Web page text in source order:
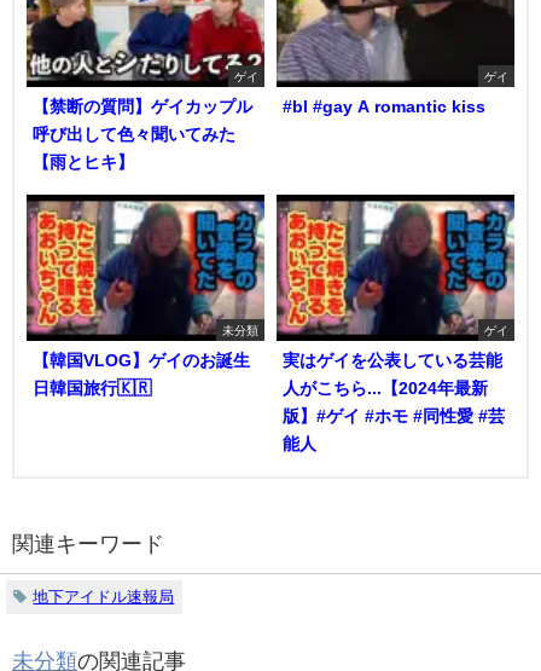
ゲイ
【禁断の質問】ゲイカップル
呼び出して色々聞いてみた
【雨とヒキ】
ゲイ
#bl #gay A romantic kiss
未分類
【韓国VLOG】ゲイのお誕生
日韓国旅行🇰🇷
ゲイ
実はゲイを公表している芸能
人がこちら...【2024年最新
版】#ゲイ #ホモ #同性愛 #芸
能人
関連キーワード
地下アイドル速報局
未分類の関連記事